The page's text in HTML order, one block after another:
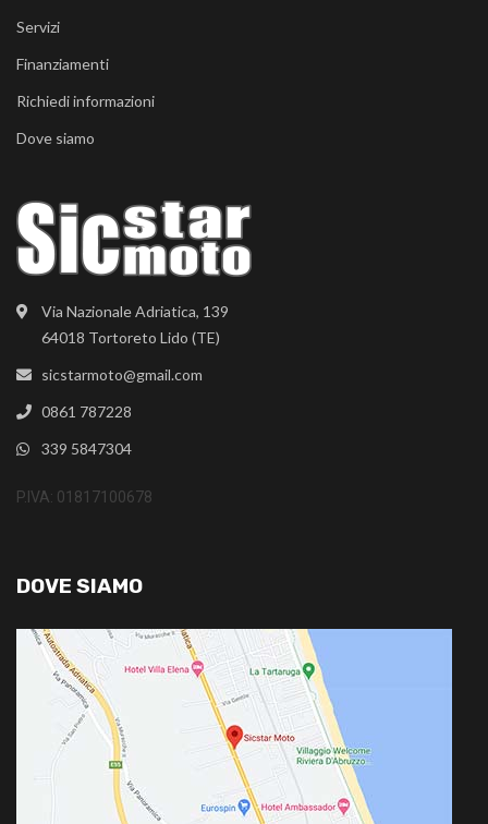
Via Nazionale Adriatica, 139
64018 Tortoreto Lido (TE)
sicstarmoto@gmail.com
0861 787228
339 5847304
P.IVA: 01817100678
Servizi
Finanziamenti
Richiedi informazioni
Dove siamo
DOVE SIAMO